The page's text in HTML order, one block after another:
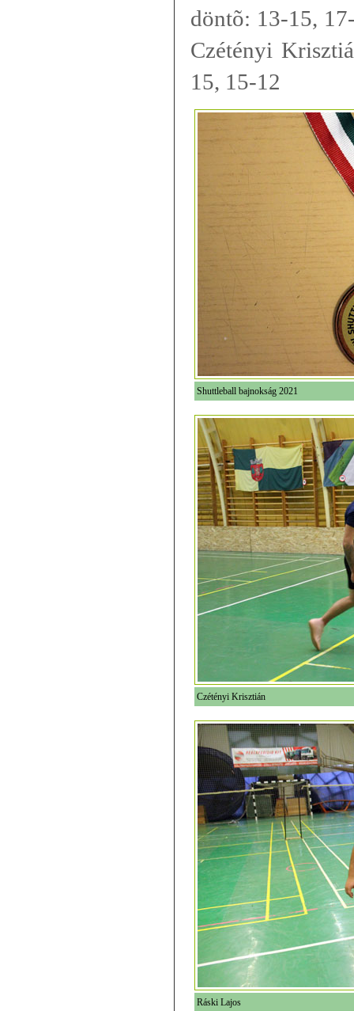
döntõ: 13-15,
Czétényi
15, 15-12
Shuttleball bajnokság 2021
Czétényi Krisztián
Ráski Lajos